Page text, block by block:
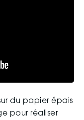
du papier épais
pour réaliser